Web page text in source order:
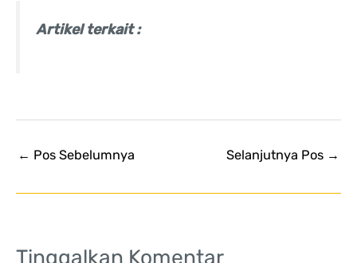
Artikel terkait :
← Pos Sebelumnya Selanjutnya Pos →
Tinggalkan Komentar